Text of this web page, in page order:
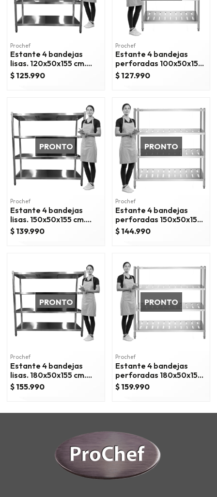
Prochef
Estante 4 bandejas
lisas. 120x50x155 cm.
acero inox
$ 125.990
Prochef
Estante 4 bandejas
perforadas 100x50x155
cm. acero inox
$ 127.990
PRONTO
Prochef
Estante 4 bandejas
lisas. 150x50x155 cm.
acero inox
$ 139.990
PRONTO
Prochef
Estante 4 bandejas
perforadas 150x50x155
cm. acero inox
$ 144.990
PRONTO
Prochef
Estante 4 bandejas
lisas. 180x50x155 cm.
acero inox
$ 155.990
PRONTO
Prochef
Estante 4 bandejas
perforadas 180x50x155
cm. acero inox
$ 159.990